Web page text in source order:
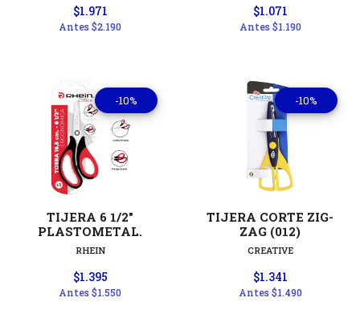
$1.971
Antes$2.190
$1.071
Antes$1.190
-10%
TIJERA 6 1/2"
PLASTOMETAL.
RHEIN
$1.395
Antes$1.550
-10%
TIJERA CORTE ZIG-
ZAG (012)
CREATIVE
$1.341
Antes$1.490